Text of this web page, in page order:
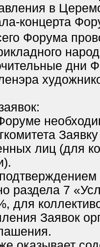
в
концерта
Форума
дни
лиц (для
раздела 7
для
Заявок